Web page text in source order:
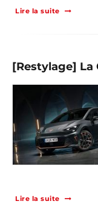
Lire la suite
[Restylage] La
Lire la suite